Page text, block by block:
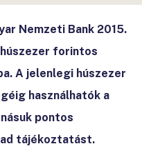
Nemzeti Bank 2015.
forintos
A jelenlegi húszezer
használhatók a
pontos
ad tájékoztatást.